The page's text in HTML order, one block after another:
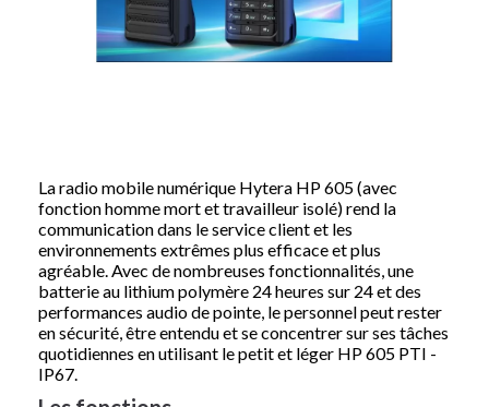
La radio mobile numérique Hytera HP 605 (avec
fonction homme mort et travailleur isolé) rend la
communication dans le service client et les
environnements extrêmes plus efficace et plus
agréable.Avec de nombreuses fonctionnalités, une
batterie au lithium polymère 24 heures sur 24 et des
performances audio de pointe, le personnel peut rester
en sécurité, être entendu et se concentrer sur ses tâches
quotidiennes en utilisant le petit et léger HP 605 PTI -
IP67.